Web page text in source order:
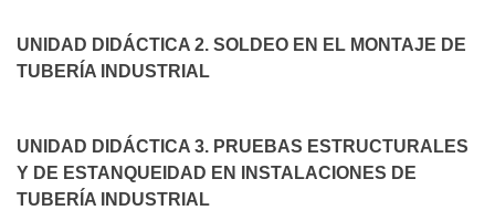
UNIDAD DIDÁCTICA 2. SOLDEO EN EL MONTAJE DE
TUBERÍA INDUSTRIAL
UNIDAD DIDÁCTICA 3. PRUEBAS ESTRUCTURALES
Y DE ESTANQUEIDAD EN INSTALACIONES DE
TUBERÍA INDUSTRIAL